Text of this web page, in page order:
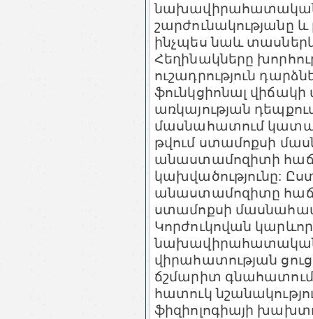
նախավիրահատական
շարժունակությանը
ինչպես նաև
Հեղինակները
ուշադրություն
ֆունկցիոնալ
առկայության
մասնահատում
թվում ստամոքսի
անաստամոզիտի
կախվածությունը:
անաստամոզիտը
ստամոքսի
Կորժուկովան
նախավիրահատական
վիրահատության
ճշմարիտ
հատուկ
ֆիզիոլոգիայի